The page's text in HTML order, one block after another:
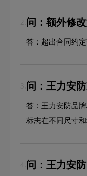
2. 问：额外修
答：超出合同约
3. 问：王力安
答：王力安防品
标志在不同尺寸
4. 问：王力安